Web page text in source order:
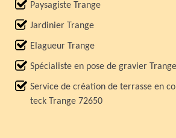
Paysagiste Trange
Jardinier Trange
Elagueur Trange
Spécialiste en pose de gravier
Service de création de terrasse en
teck Trange 72650